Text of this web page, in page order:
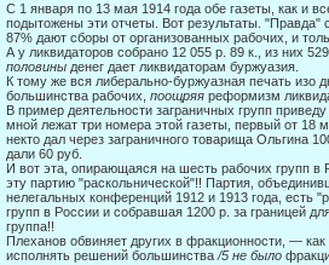
С 1 января по 13 мая 1914 года обе газеты, как и
подытожены эти отчеты. Вот результаты. "Правда"
87% дают сборы от организованных рабочих, и
А у ликвидаторов собрано 12 055 р. 89 к., из них
половины денег дает ликвидаторам буржуазия.
К тому же вся либерально-буржуазная печать изо
большинства рабочих, поощряя реформизм
В пример деятельности заграничных групп
мной лежат три номера этой газеты, первый от 18
некто дал че­рез заграничного товарища Ольгина
дали 60 руб.
И вот эта, опирающаяся на шесть рабочих групп в
эту партию "раскольнической"!! Партия,
нелегальных конференций 1912 и 1913 года, есть
групп в России и собравшая 1200 р. за границей
группа!!
Плеханов обвиняет других в фракционности, —
исполнять решений большинства /5 не было